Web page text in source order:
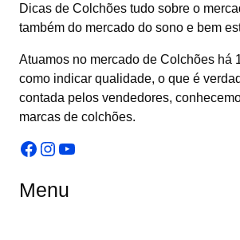
Dicas de Colchões tudo sobre o
também do mercado do sono e bem
Atuamos no mercado de Colchões há
como indicar qualidade, o que é
contada pelos vendedores,
marcas de colchões.
Facebook
Instagram
Youtube
Menu